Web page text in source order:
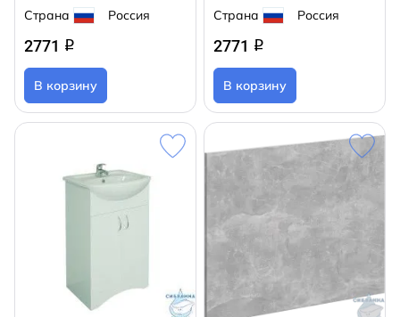
Страна
Россия
2771 q
В корзину
Страна
Россия
2771 q
В корзину